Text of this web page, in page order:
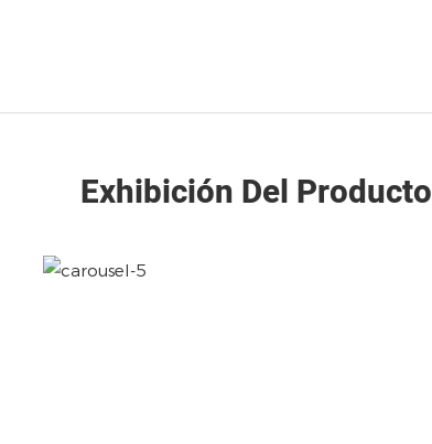
Exhibición Del Producto